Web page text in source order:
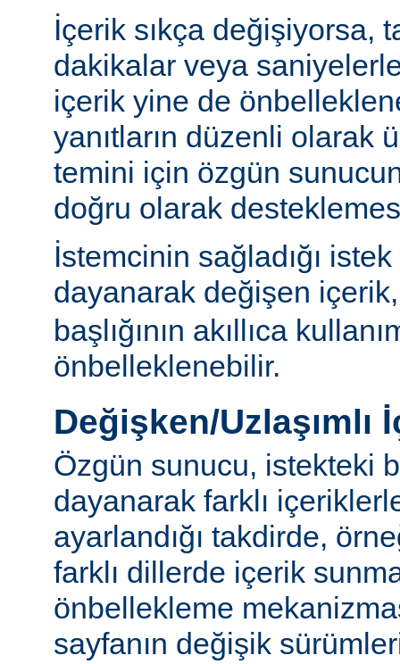
İçerik sıkça değişiyorsa,
dakikalar veya
içerik yine de
yanıtların düzenli olarak
temini için özgün
doğru olarak
İstemcinin sağladığı istek
dayanarak değişen
başlığının akıllıca
önbelleklenebilir.
Değişken/Uzlaşımlı
Özgün sunucu, istekteki
dayanarak farklı
ayarlandığı takdirde,
farklı dillerde içerik
önbellekleme
sayfanın değişik